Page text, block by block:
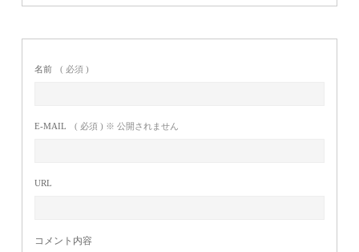
名前 ( 必須 )
E-MAIL ( 必須 ) ※ 公開されません
URL
コメント内容